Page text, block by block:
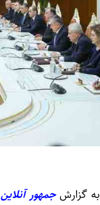
به گزارشجمهور آنلاین